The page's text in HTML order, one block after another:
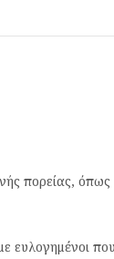
πορείας, όπως
ευλογημένοι